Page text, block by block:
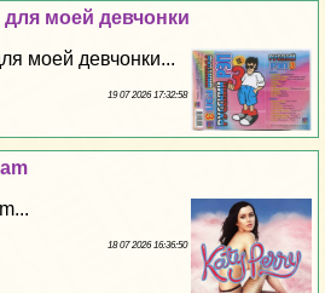
моей девчонки
моей девчонки...
19 07 2026 17:32:58
18 07 2026 16:36:50